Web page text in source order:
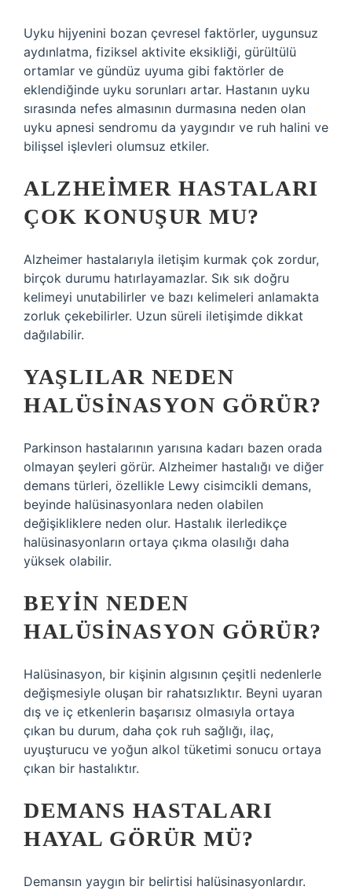
Uyku hijyenini bozan çevresel faktörler, uygunsuz
aydınlatma, fiziksel aktivite eksikliği, gürültülü
ortamlar ve gündüz uyuma gibi faktörler de
eklendiğinde uyku sorunları artar. Hastanın uyku
sırasında nefes almasının durmasına neden olan
uyku apnesi sendromu da yaygındır ve ruh halini ve
bilişsel işlevleri olumsuz etkiler.
ALZHEIMER HASTALARI
ÇOK KONUŞUR MU?
Alzheimer hastalarıyla iletişim kurmak çok zordur,
birçok durumu hatırlayamazlar. Sık sık doğru
kelimeyi unutabilirler ve bazı kelimeleri anlamakta
zorluk çekebilirler. Uzun süreli iletişimde dikkat
dağılabilir.
YAŞLILAR NEDEN
HALÜSINASYON GÖRÜR?
Parkinson hastalarının yarısına kadarı bazen orada
olmayan şeyleri görür. Alzheimer hastalığı ve diğer
demans türleri, özellikle Lewy cisimcikli demans,
beyinde halüsinasyonlara neden olabilen
değişikliklere neden olur. Hastalık ilerledikçe
halüsinasyonların ortaya çıkma olasılığı daha
yüksek olabilir.
BEYIN NEDEN
HALÜSINASYON GÖRÜR?
Halüsinasyon, bir kişinin algısının çeşitli nedenlerle
değişmesiyle oluşan bir rahatsızlıktır. Beyni uyaran
dış ve iç etkenlerin başarısız olmasıyla ortaya
çıkan bu durum, daha çok ruh sağlığı, ilaç,
uyuşturucu ve yoğun alkol tüketimi sonucu ortaya
çıkan bir hastalıktır.
DEMANS HASTALARI
HAYAL GÖRÜR MÜ?
Demansın yaygın bir belirtisi halüsinasyonlardır.